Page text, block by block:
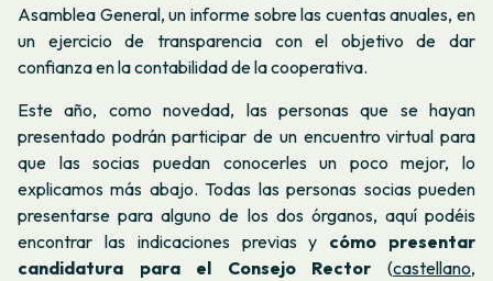
Asamblea General, un informe sobre las cuentas anuales, en
un ejercicio de transparencia con el objetivo de dar
confianza en la contabilidad de la cooperativa.
Este año, como novedad, las personas que se hayan
presentado podrán participar de un encuentro virtual para
que las socias puedan conocerles un poco mejor, lo
explicamos más abajo. Todas las personas socias pueden
presentarse para alguno de los dos órganos, aquí podéis
encontrar las indicaciones previas y cómo presentar
candidatura para el Consejo Rector (castellano,